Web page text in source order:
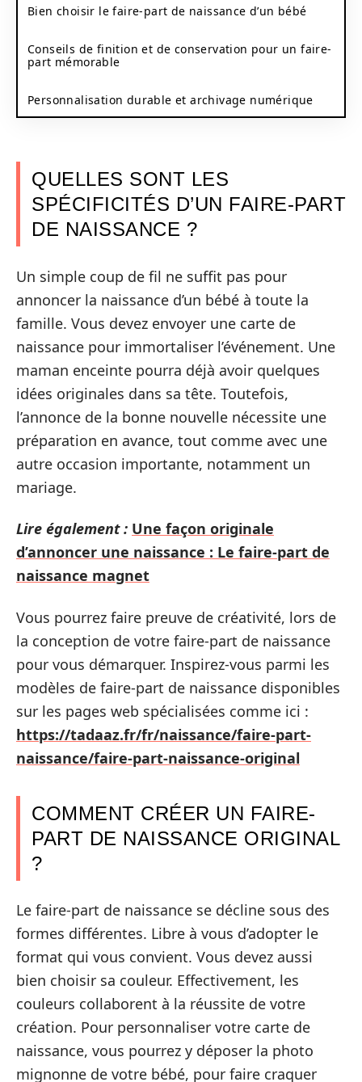
Bien choisir le faire-part de naissance d’un bébé
Conseils de finition et de conservation pour un faire-
part mémorable
Personnalisation durable et archivage numérique
QUELLES SONT LES
SPÉCIFICITÉS D’UN FAIRE-PART
DE NAISSANCE ?
Un simple coup de fil ne suffit pas pour
annoncer la naissance d’un bébé à toute la
famille. Vous devez envoyer une carte de
naissance pour immortaliser l’événement. Une
maman enceinte pourra déjà avoir quelques
idées originales dans sa tête. Toutefois,
l’annonce de la bonne nouvelle nécessite une
préparation en avance, tout comme avec une
autre occasion importante, notamment un
mariage.
Lire également : Une façon originale
d’annoncer une naissance : Le faire-part de
naissance magnet
Vous pourrez faire preuve de créativité, lors de
la conception de votre faire-part de naissance
pour vous démarquer. Inspirez-vous parmi les
modèles de faire-part de naissance disponibles
sur les pages web spécialisées comme ici :
https://tadaaz.fr/fr/naissance/faire-part-
naissance/faire-part-naissance-original
COMMENT CRÉER UN FAIRE-
PART DE NAISSANCE ORIGINAL
?
Le faire-part de naissance se décline sous des
formes différentes. Libre à vous d’adopter le
format qui vous convient. Vous devez aussi
bien choisir sa couleur. Effectivement, les
couleurs collaborent à la réussite de votre
création. Pour personnaliser votre carte de
naissance, vous pourrez y déposer la photo
mignonne de votre bébé, pour faire craquer